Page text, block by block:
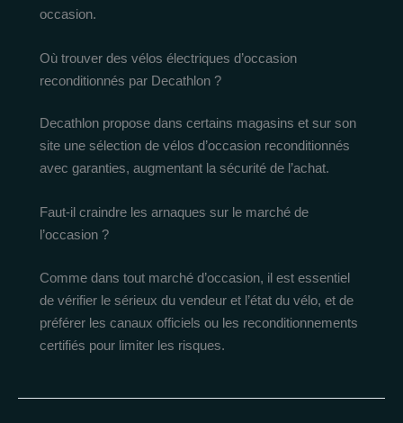
occasion.
Où trouver des vélos électriques d’occasion
reconditionnés par Decathlon ?
Decathlon propose dans certains magasins et sur son
site une sélection de vélos d’occasion reconditionnés
avec garanties, augmentant la sécurité de l’achat.
Faut-il craindre les arnaques sur le marché de
l’occasion ?
Comme dans tout marché d’occasion, il est essentiel
de vérifier le sérieux du vendeur et l’état du vélo, et de
préférer les canaux officiels ou les reconditionnements
certifiés pour limiter les risques.